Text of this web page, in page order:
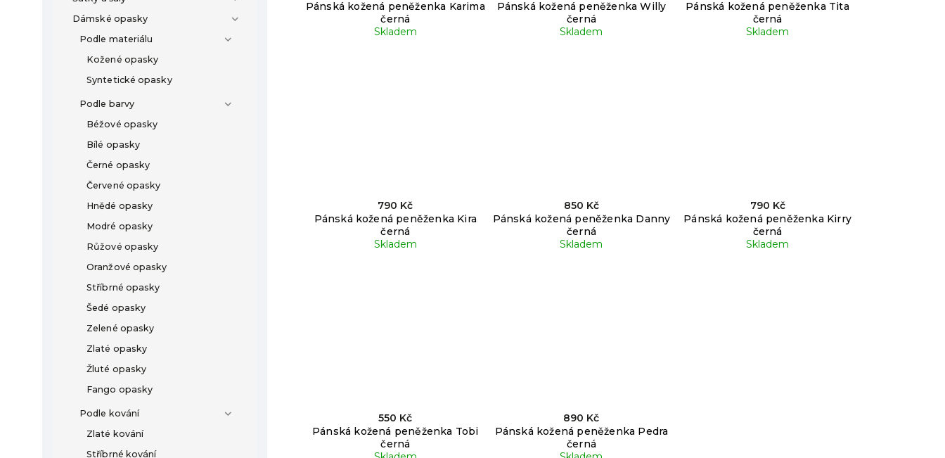
Dámské opasky
Podle materiálu
Kožené opasky
Syntetické opasky
Podle barvy
Béžové opasky
Bílé opasky
Černé opasky
Červené opasky
Hnědé opasky
Modré opasky
Růžové opasky
Oranžové opasky
Stříbrné opasky
Šedé opasky
Zelené opasky
Zlaté opasky
Žluté opasky
Fango opasky
Podle kování
Zlaté kování
Stříbrné kování
Pánská kožená peněženka Karima
černá
Skladem
Pánská kožená peněženka Willy
černá
Skladem
Pánská kožená peněženka Tita
černá
Skladem
Pánská kožená peněženka Kira
černá
Skladem
790 Kč
Pánská kožená peněženka Danny
černá
Skladem
850 Kč
Pánská kožená peněženka Kirry
černá
Skladem
790 Kč
Pánská kožená peněženka Tobi
černá
550 Kč
Pánská kožená peněženka Pedra
černá
890 Kč